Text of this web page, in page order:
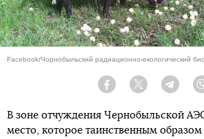
Facebook/Чорнобыльский радиационно-екологический
Facebook Twitter
В зоне отчуждения Чернобыльской
место, которое таинственным образом